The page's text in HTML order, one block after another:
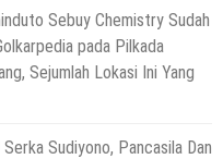
Sebuy Chemistry Sudah
pada Pilkada
Sejumlah Lokasi Ini Yang
Sudiyono, Pancasila Dan